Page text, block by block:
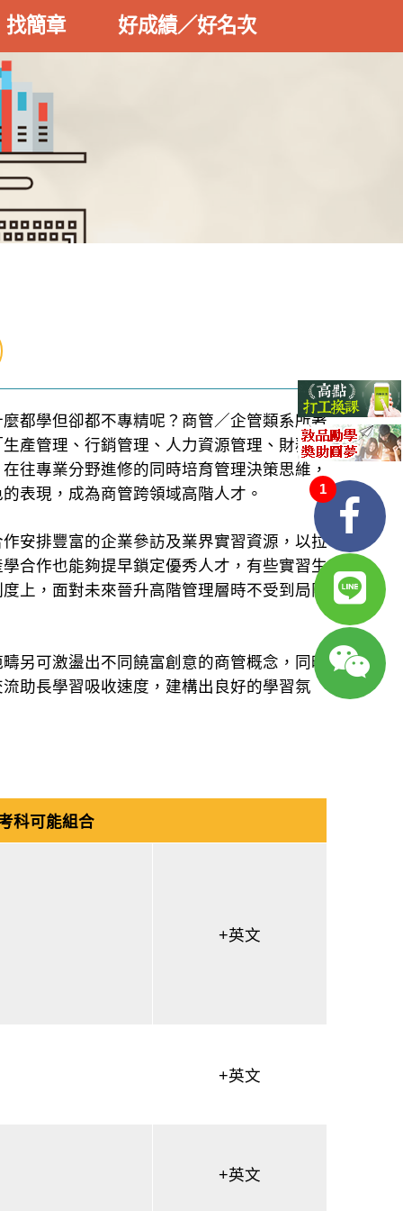
找簡章 好成績／好名次
都學但卻都不專精呢？商管／企管類系所著
產管理、行銷管理、人力資源管理、財務管
往專業分野進修的同時培育管理決策思維，
表現，成為商管跨領域高階人才。
安排豐富的企業參訪及業界實習資源，以拉
合作也能夠提早鎖定優秀人才，有些實習生
上，面對未來晉升高階管理層時不受到局限
另可激盪出不同饒富創意的商管概念，同時
助長學習吸收速度，建構出良好的學習氛
科可能組合
+英文
+英文
+英文
1